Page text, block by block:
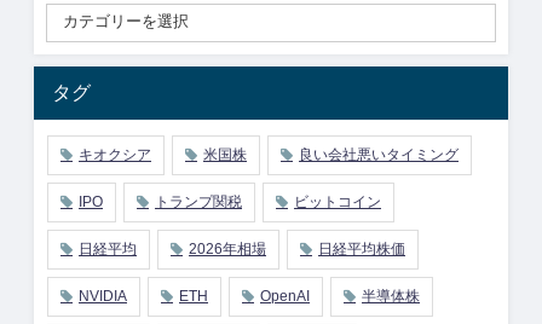
タグ
キオクシア 米国株 良い会社悪いタイミング
IPO トランプ関税 ビットコイン
日経平均 2026年相場 日経平均株価
NVIDIA ETH OpenAI 半導体株